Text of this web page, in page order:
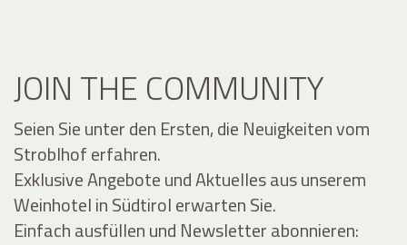
JOIN THE COMMUNITY
Seien Sie unter den Ersten, die Neuigkeiten vom
Stroblhof erfahren.
Exklusive Angebote und Aktuelles aus unserem
Weinhotel in Südtirol erwarten Sie.
Einfach ausfüllen und Newsletter abonnieren: